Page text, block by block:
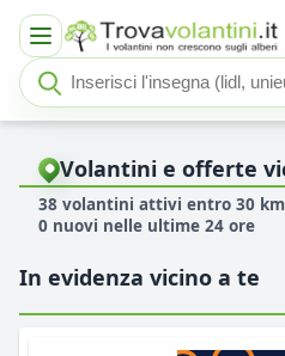
Cerca insegna o negozio
Seleziona un'insegna
Volantini e offerte
38 volantini attivi entro 30 km
0 nuovi nelle ultime 24 ore
In evidenza vicino a te